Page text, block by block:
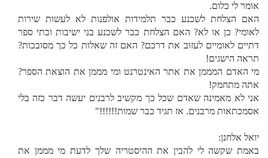
אומר לי כלום.
האם הצלחת לשכנע כבר תלמידות אולפנות לא לעשות שירות
לאומי? כן או לא? האם הצלחת כבר לשכנע בני ישיבות ובתי ספר
דתיים לאומיים לעזוב את דרכם? האם זה שאלות כל כך מסובכות?
תראה הישגים!
מי האדם המממן את אתר האינטרנט ומי מממן את הוצאת הספר?
אתה מתחמק!
אני לא מאמינה שאדם שכל כך מקשיב לרבנים יעשה דבר כזה בלי
אסמכתאות מרבנים. אז תגיד כבר שמות!!!!!!"
יואל אלחנן:
באמת שקשה לי להבין את ההיסטריה שלך לדעת מי מממן את